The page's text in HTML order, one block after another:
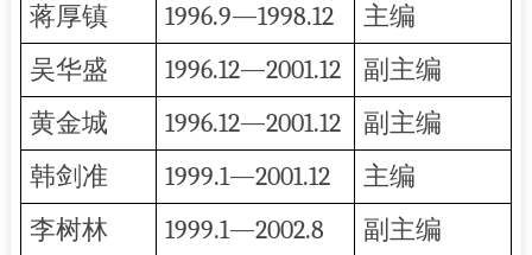
蒋厚镇 1996.9—1998.12 主编
吴华盛 1996.12—2001.12 副主编
黄金城 1996.12—2001.12 副主编
韩剑准 1999.1—2001.12 主编
李树林 1999.1—2002.8 副主编